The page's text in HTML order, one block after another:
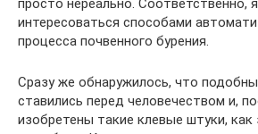
просто нереально. Соответственно,
интересоваться способами
процесса почвенного бурения.
Сразу же обнаружилось, что
ставились перед человечеством и,
изобретены такие клевые штуки, как